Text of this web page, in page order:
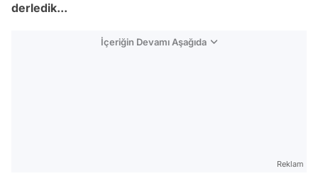
derledik...
İçeriğin Devamı Aşağıda
Reklam